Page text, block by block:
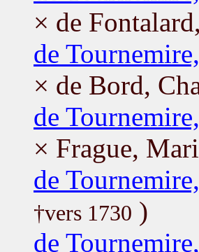
× de
de
× de Bord,
de
× Frague,
de
†vers 1730 )
de